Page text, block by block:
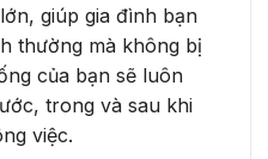
giúp gia đình bạn
thường mà không bị
của bạn sẽ luôn
trong và sau khi
việc.